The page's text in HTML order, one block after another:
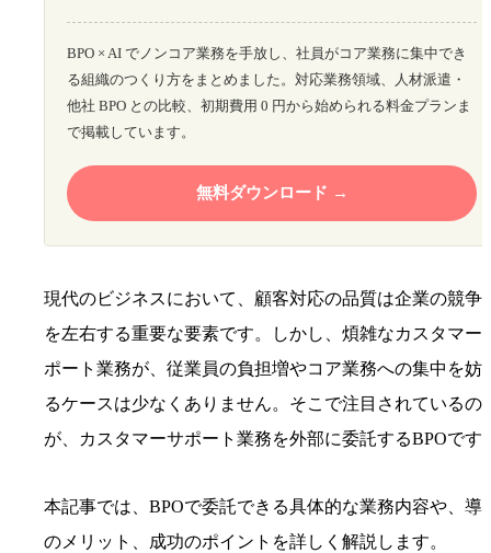
BPO × AI でノンコア業務を手放し、社員がコア業務に集中でき
る組織のつくり方をまとめました。対応業務領域、人材派遣・
他社 BPO との比較、初期費用 0 円から始められる料金プランま
で掲載しています。
無料ダウンロード
現代のビジネスにおいて、顧客対応の品質は企業の競争
を左右する重要な要素です。しかし、煩雑なカスタマー
ポート業務が、従業員の負担増やコア業務への集中を妨
るケースは少なくありません。そこで注目されているの
が、カスタマーサポート業務を外部に委託するBPOです
本記事では、BPOで委託できる具体的な業務内容や、導
のメリット、成功のポイントを詳しく解説します。